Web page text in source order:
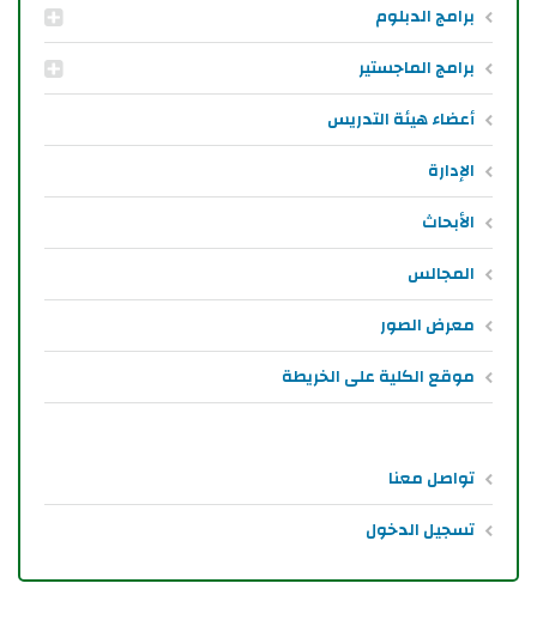
برامج الدبلوم
برامج الماجستير
أعضاء هيئة التدريس
الإدارة
الأبحاث
المجالس
معرض الصور
موقع الكلية على الخريطة
تواصل معنا
تسجيل الدخول